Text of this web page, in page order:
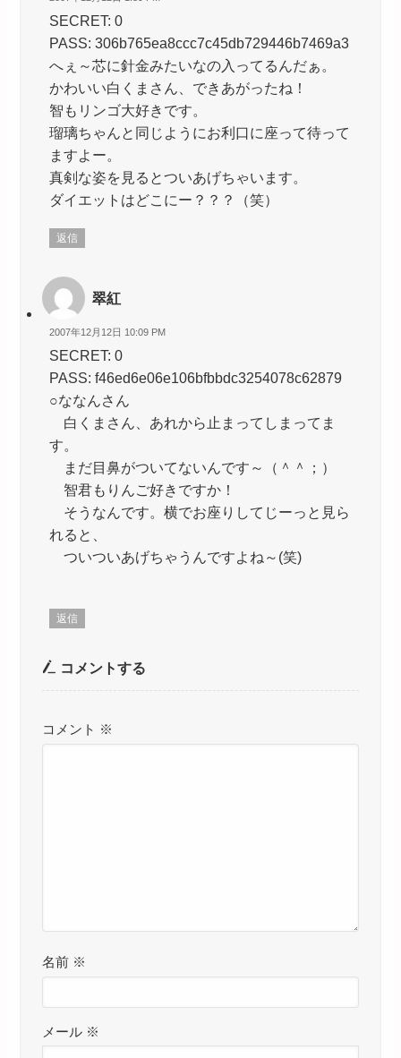
SECRET: 0
PASS: 306b765ea8ccc7c45db729446b7469a3
へぇ～芯に針金みたいなの入ってるんだぁ。
かわいい白くまさん、できあがったね！
智もリンゴ大好きです。
瑠璃ちゃんと同じようにお利口に座って待って
ますよー。
真剣な姿を見るとついあげちゃいます。
ダイエットはどこにー？？？（笑）
返信
翠紅
2007年12月12日 10:09 PM
SECRET: 0
PASS: f46ed6e06e106bfbbdc3254078c62879
○ななんさん
白くまさん、あれから止まってしまってま
す。
まだ目鼻がついてないんです～（＾＾；）
智君もりんご好きですか！
そうなんです。横でお座りしてじーっと見ら
れると、
ついついあげちゃうんですよね～(笑)
返信
コメントする
コメント ※
名前 ※
メール ※